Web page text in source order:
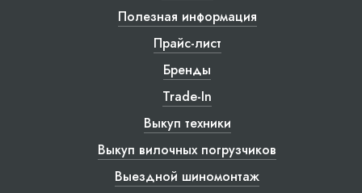
Полезная информация
Прайс-лист
Бренды
Trade-In
Выкуп техники
Выкуп вилочных погрузчиков
Выездной шиномонтаж